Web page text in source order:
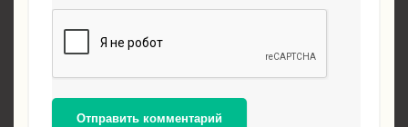
Отправить комментарий